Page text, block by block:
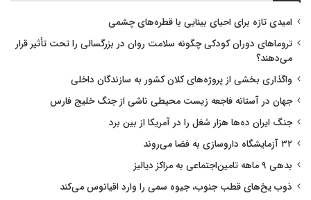
امیدی تازه برای احیای بینایی با قطره‌های چشمی
تروماهای دوران کودکی چگونه سلامت روان در بزرگسالی را تحت تأثیر قرار
می‌دهند؟
واگذاری بخشی از پروژه‌های کلان کشور به سازندگان داخلی
جهان در آستانه فاجعه زیست محیطی ناشی از جنگ خلیج فارس
جنگ ایران ده‌ها هزار شغل را در آمریکا از بین برد
۳۲ آزمایشگاه داروسازی به فضا می‌روند
بدهی ۹ ماهه تامین‌اجتماعی به مراکز دیالیز
ذوب یخ‌های قطب جنوب، جیوه سمی را وارد اقیانوس می‌کند